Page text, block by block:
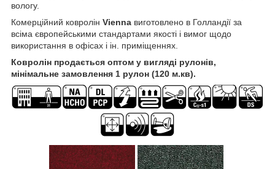
вологу.
Комерційний ковролін Vienna виготовлено в Голландії за
всіма європейськими стандартами якості і вимог щодо
використання в офісах і ін. приміщеннях.
Ковролін продається оптом у вигляді рулонів,
мінімальне замовлення 1 рулон (120 м.кв).